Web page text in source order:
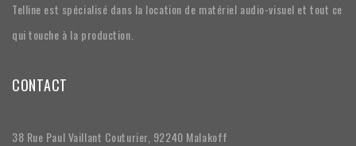
Telline est spécialisé dans la location de matériel audio-visuel et tout ce
qui touche à la production.
CONTACT
38 Rue Paul Vaillant Couturier, 92240 Malakoff